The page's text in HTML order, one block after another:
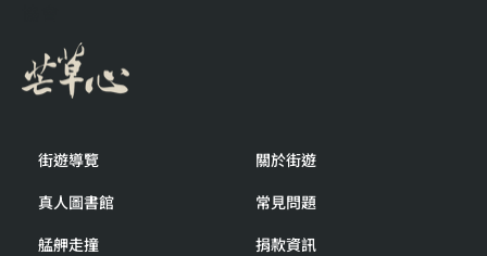
街遊導覽
真人圖書館
艋舺走撞
關於街遊
常見問題
捐款資訊